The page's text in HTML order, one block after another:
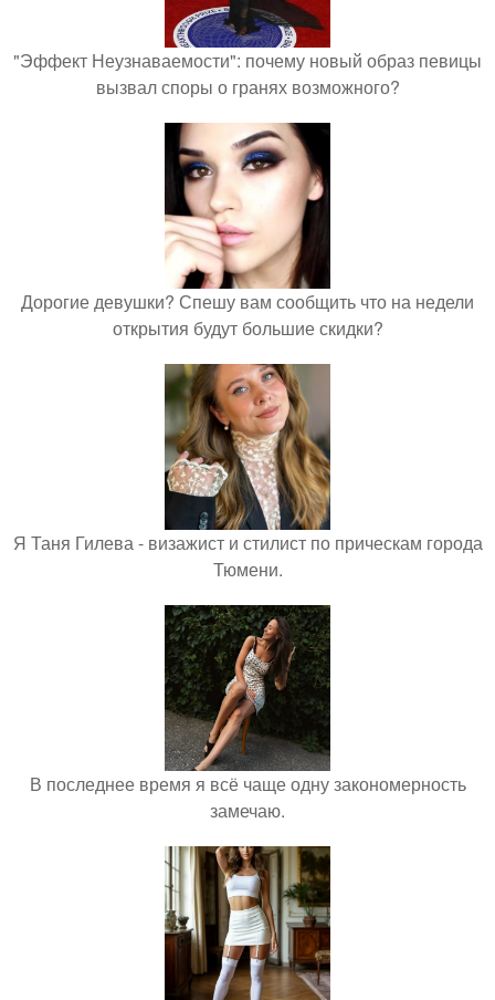
"Эффект Неузнаваемости": почему новый образ певицы
вызвал споры о гранях возможного?
Дорогие девушки? Спешу вам сообщить что на недели
открытия будут большие скидки?
Я Таня Гилева - визажист и стилист по прическам города
Тюмени.
В последнее время я всё чаще одну закономерность
замечаю.